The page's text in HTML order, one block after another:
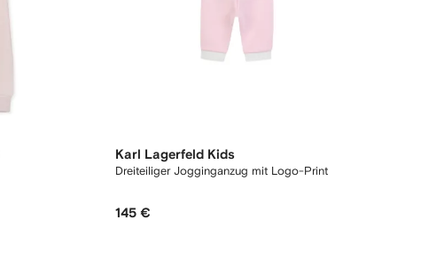
Karl Lagerfeld Kids
Dreiteiliger Jogginganzug mit Logo-Print
145 €